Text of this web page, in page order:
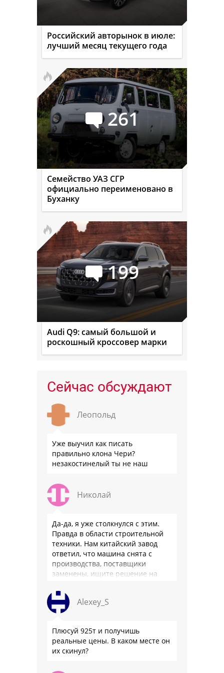
Российский авторынок в июле:
лучший месяц текущего года
261
Семейство УАЗ СГР
официально переименовано в
Буханку
199
Audi Q9: самый большой и
роскошный кроссовер марки
Сейчас обсуждают
Леопольд
Уже выучил как писать
правильно клона Чери?
незакостинелый ты не наш
Николай
Да-да, я уже столкнулся с этим.
Правда в области строительной
техники. Нам китайский завод
ответил, что машина снята с
производства, поставщики
заменены, ищите решение на
официальном бланке …
Alexey_S
Плюсуй 925т и получишь
реальные цены. В каком месте он
их скинул?